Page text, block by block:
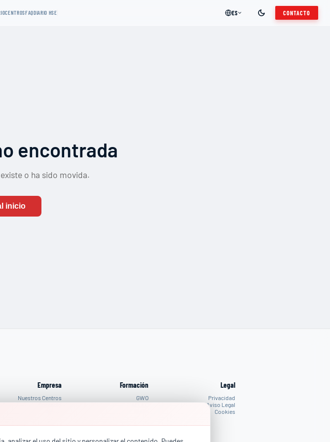
CENTROSFAQDIARIO HSE ES CONTACTO
encontrada
o ha sido movida.
inicio
Empresa
Nuestros Centros
Contacto
Formación
GWO
AELEC
Legal
Privacidad
Aviso Legal
Cookies